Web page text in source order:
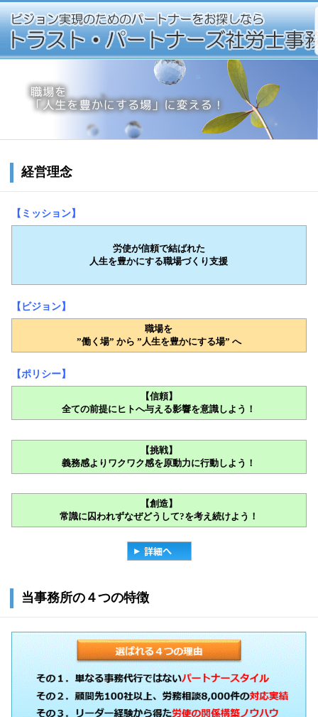
経営理念
【ミッション】
労使が信頼で結ばれた
人生を豊かにする職場づくり支援
【ビジョン】
職場を
”働く場” から ”人生を豊かにする場” へ
【ポリシー】
【信頼】
全ての前提にヒトへ与える影響を意識しよう！
【挑戦】
義務感よりワクワク感を原動力に行動しよう！
【創造】
常識に囚われずなぜどうして?を考え続けよう！
当事務所の４つの特徴